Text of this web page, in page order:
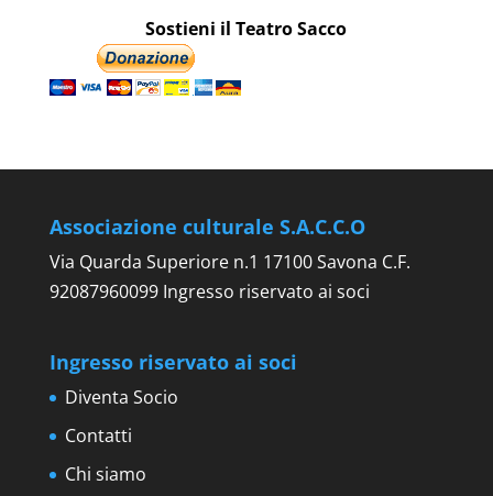
Sostieni il Teatro Sacco
Associazione culturale S.A.C.C.O
Via Quarda Superiore n.1 17100 Savona C.F.
92087960099 Ingresso riservato ai soci
Ingresso riservato ai soci
Diventa Socio
Contatti
Chi siamo